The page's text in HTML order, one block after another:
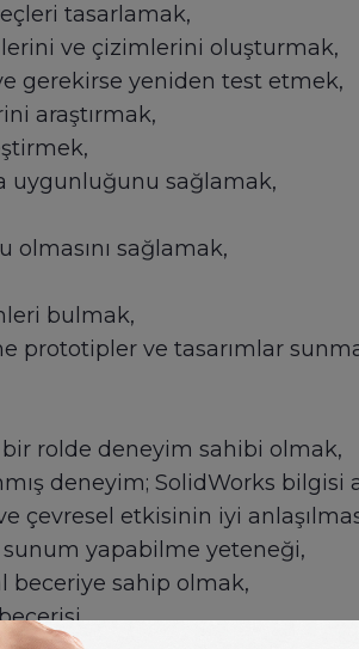
tasarlamak,
ve çizimlerini oluşturmak,
gerekirse yeniden test etmek,
araştırmak,
uygunluğunu sağlamak,
olmasını sağlamak,
bulmak,
prototipler ve tasarımlar
rolde deneyim sahibi olmak,
deneyim; SolidWorks bilgisi
çevresel etkisinin iyi
yapabilme yeteneği,
beceriye sahip olmak,